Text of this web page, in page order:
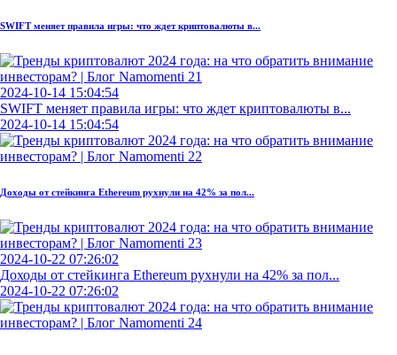
SWIFT меняет правила игры: что ждет криптовалюты в...
2024-10-14 15:04:54
SWIFT меняет правила игры: что ждет криптовалюты в...
2024-10-14 15:04:54
Доходы от стейкинга Ethereum рухнули на 42% за пол...
2024-10-22 07:26:02
Доходы от стейкинга Ethereum рухнули на 42% за пол...
2024-10-22 07:26:02